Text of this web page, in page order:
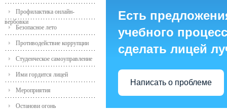
Профилактика онлайн-
вербовки
Безопасное лето
Противодействие коррупции
Студенческое самоуправление
Ими гордится лицей
Мероприятия
Останови огонь
Есть
учебного
сделать лицей
Написать о проблеме